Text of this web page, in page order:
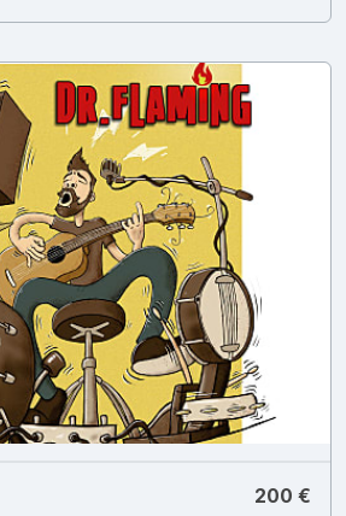
200 €